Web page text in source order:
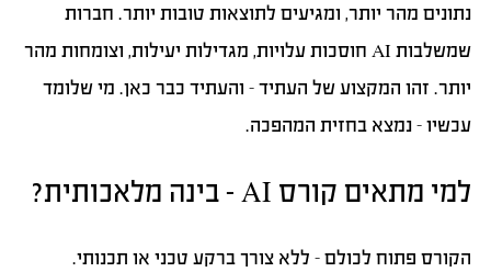
נתונים מהר יותר, ומגיעים לתוצאות טובות יותר. חברות
שמשלבות AI חוסכות עלויות, מגדילות יעילות, וצומחות מהר
יותר. זהו המקצוע של העתיד – והעתיד כבר כאן. מי שלומד
עכשיו – נמצא בחזית המהפכה.
למי מתאים קורס AI – בינה מלאכותית?
הקורס פתוח לכולם – ללא צורך ברקע טכני או תכנותי.